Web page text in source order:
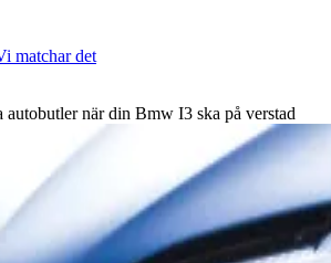
matchar det
när din Bmw I3 ska på verstad